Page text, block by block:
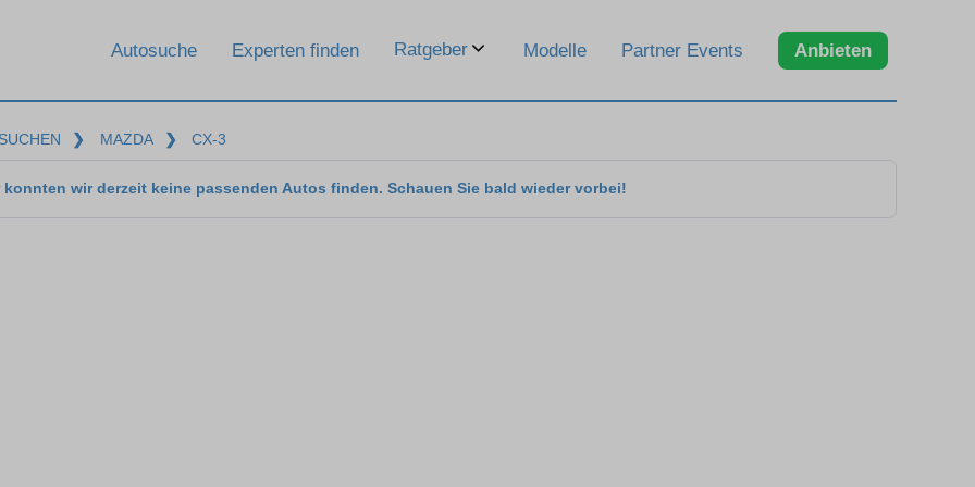
Autosuche Experten finden Ratgeber Modelle Partner Events Anbieten
❯ MAZDA ❯ CX-3
konnten wir derzeit keine passenden Autos finden. Schauen Sie bald wieder vorbei!